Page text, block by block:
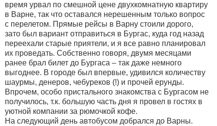
время урвал по смешной цене двухкомнатную квартиру
в Варне, так что оставался нерешенным только вопрос
с перелетом. Прямые рейсы в Варну стоили дорого,
зато был вариант отправиться в Бургас, куда год назад
переехали старые приятели, и я все равно планировал
их проведать. Собственно говоря, двумя месяцами
ранее брал билет до Бургаса – так даже немного
выгоднее. В городе был впервые, удивился количеству
шаурмы, денеров, чебуреков (!) и прочей ерунды.
Впрочем, особо пристального знакомства с Бургасом не
получилось, т.к. большую часть дня я провел в гостях в
уютной компании за рюмочкой кофе.
На следующий день автобусом добрался до Варны.